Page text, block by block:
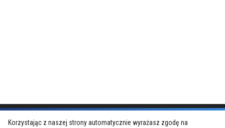
Korzystając z naszej strony automatycznie wyrażasz zgodę na